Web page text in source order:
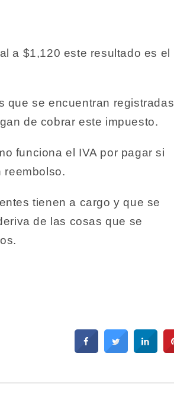
a $1,120 este resultado es el
que se encuentran registradas
de cobrar este impuesto.
funciona el IVA por pagar si
reembolso.
tienen a cargo y que se
de las cosas que se